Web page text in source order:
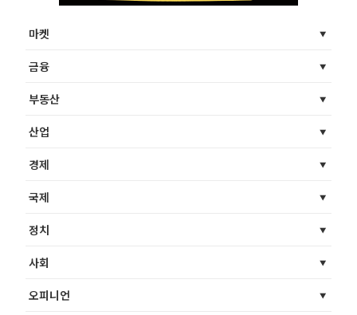
마켓
금융
부동산
산업
경제
국제
정치
사회
오피니언